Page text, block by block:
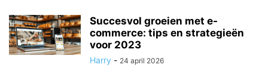
Succesvol groeien met e-
commerce: tips en strategieën
voor 2023
Harry - 24 april 2026